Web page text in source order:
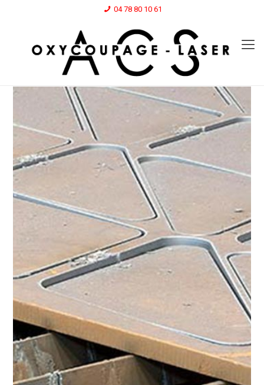
04 78 80 10 61